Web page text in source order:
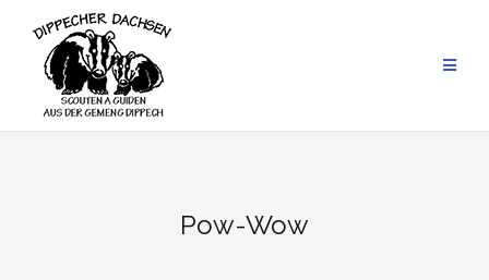
content
Pow-Wow